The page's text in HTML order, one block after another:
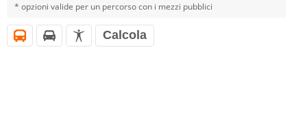
* opzioni valide per un percorso con i mezzi pubblici
i h l Calcola